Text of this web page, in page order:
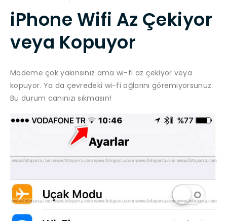
iPhone Wifi Az Çekiyor
veya Kopuyor
Modeme çok yakınsınız ama wi-fi az çekiyor veya
kopuyor. Ya da çevredeki wi-fi ağlarını göremiyorsunuz.
Bu durum canınızı sıkmasın!